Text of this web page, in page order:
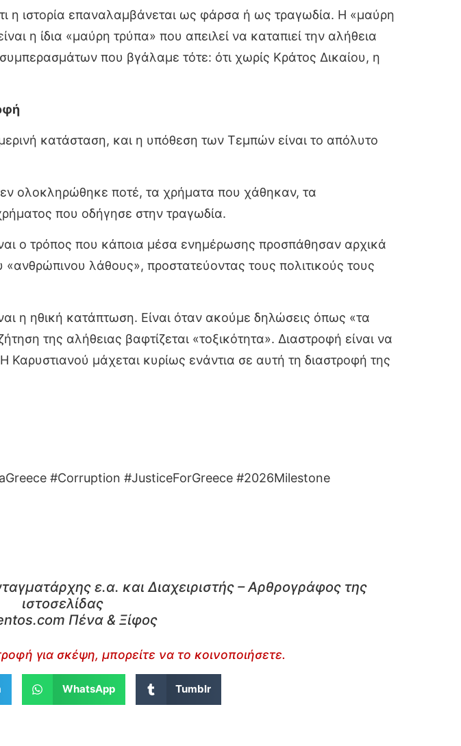
η ιστορία επαναλαμβάνεται ως φάρσα ή ως τραγωδία. Η «μαύρη
η ίδια «μαύρη τρύπα» που απειλεί να καταπιεί την αλήθεια
που βγάλαμε τότε: ότι χωρίς Κράτος Δικαίου, η
κατάσταση, και η υπόθεση των Τεμπών είναι το απόλυτο
ολοκληρώθηκε ποτέ, τα χρήματα που χάθηκαν, τα
που οδήγησε στην τραγωδία.
ο τρόπος που κάποια μέσα ενημέρωσης προσπάθησαν αρχικά
λάθους», προστατεύοντας τους πολιτικούς τους
η ηθική κατάπτωση. Είναι όταν ακούμε δηλώσεις όπως «τα
της αλήθειας βαφτίζεται «τοξικότητα». Διαστροφή είναι να
Καρυστιανού μάχεται κυρίως ενάντια σε αυτή τη διαστροφή της
#Corruption #JusticeForGreece #2026Milestone
ε.α. και Διαχειριστής – Αρθρογράφος της
ιστοσελίδας
Πένα & Ξίφος
για σκέψη, μπορείτε να το κοινοποιήσετε.
WhatsApp Tumblr